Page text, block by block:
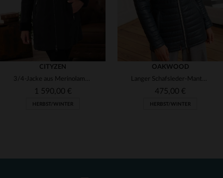
(2)
CITYZEN
3/4-Jacke aus Merinolammleder in Marine - mit abnehmbarer Fuchskapuze.
1 590,00 €
HERBST/WINTER
OAKWOOD
Langer Schafsleder-Mantel in Petrol: matelassiert und warm.
475,00 €
HERBST/WINTER